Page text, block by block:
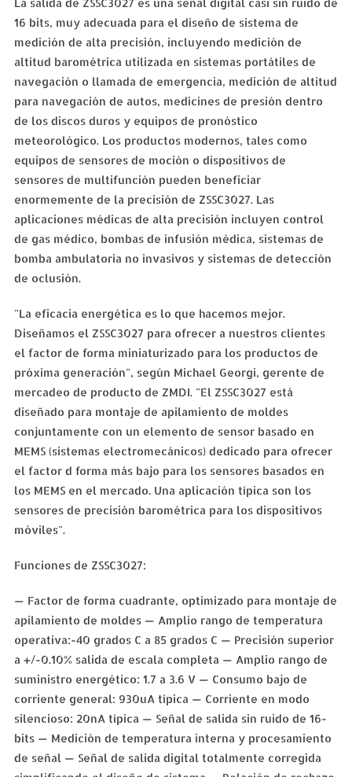
La salida de ZSSC3027 es una señal digital casi sin ruido de
16 bits, muy adecuada para el diseño de sistema de
medición de alta precisión, incluyendo medición de
altitud barométrica utilizada en sistemas portátiles de
navegación o llamada de emergencia, medición de altitud
para navegación de autos, medicines de presión dentro
de los discos duros y equipos de pronóstico
meteorológico. Los productos modernos, tales como
equipos de sensores de moción o dispositivos de
sensores de multifunción pueden beneficiar
enormemente de la precisión de ZSSC3027. Las
aplicaciones médicas de alta precisión incluyen control
de gas médico, bombas de infusión médica, sistemas de
bomba ambulatoria no invasivos y sistemas de detección
de oclusión.
"La eficacia energética es lo que hacemos mejor.
Diseñamos el ZSSC3027 para ofrecer a nuestros clientes
el factor de forma miniaturizado para los productos de
próxima generación", según Michael Georgi, gerente de
mercadeo de producto de ZMDI. "El ZSSC3027 está
diseñado para montaje de apilamiento de moldes
conjuntamente con un elemento de sensor basado en
MEMS (sistemas electromecánicos) dedicado para ofrecer
el factor d forma más bajo para los sensores basados en
los MEMS en el mercado. Una aplicación típica son los
sensores de precisión barométrica para los dispositivos
móviles".
Funciones de ZSSC3027:
— Factor de forma cuadrante, optimizado para montaje de
apilamiento de moldes — Amplio rango de temperatura
operativa:-40 grados C a 85 grados C — Precisión superior
a +/-0.10% salida de escala completa — Amplio rango de
suministro energético: 1.7 a 3.6 V — Consumo bajo de
corriente general: 930uA típica — Corriente en modo
silencioso: 20nA típica — Señal de salida sin ruido de 16-
bits — Medición de temperatura interna y procesamiento
de señal — Señal de salida digital totalmente corregida